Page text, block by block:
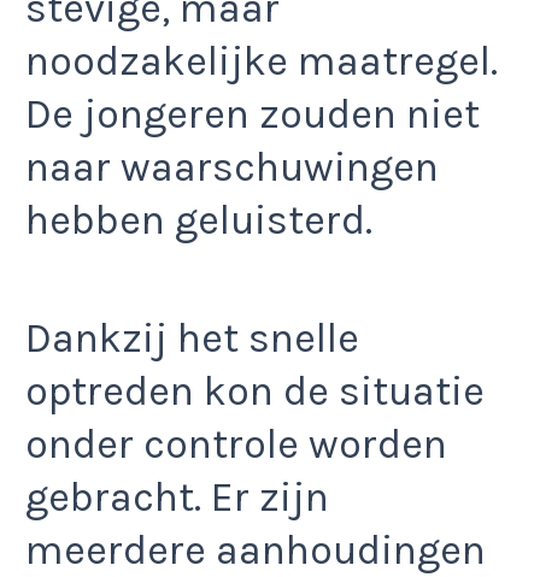
noodzakelijke maatregel.
De jongeren zouden niet
naar waarschuwingen
hebben geluisterd.
Dankzij het snelle
optreden kon de situatie
onder controle worden
gebracht. Er zijn
meerdere aanhoudingen